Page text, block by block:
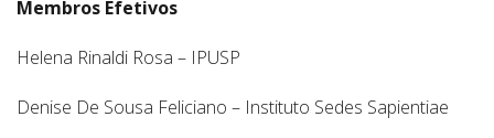
Membros Efetivos
Helena Rinaldi Rosa – IPUSP
Denise De Sousa Feliciano – Instituto Sedes Sapientiae